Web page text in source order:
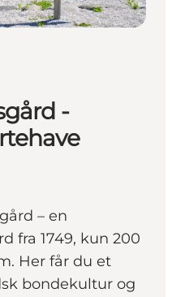
-
– en
fra 1749, kun 200
Her får du et
bondekultur og